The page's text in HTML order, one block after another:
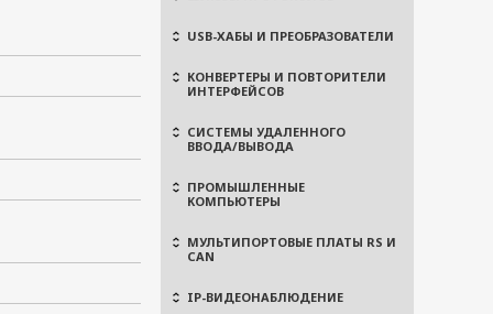
USB-ХАБЫ И ПРЕОБРАЗОВАТЕЛИ
КОНВЕРТЕРЫ И ПОВТОРИТЕЛИ
ИНТЕРФЕЙСОВ
СИСТЕМЫ УДАЛЕННОГО
ВВОДА/ВЫВОДА
ПРОМЫШЛЕННЫЕ
КОМПЬЮТЕРЫ
МУЛЬТИПОРТОВЫЕ ПЛАТЫ RS И
CAN
IP-ВИДЕОНАБЛЮДЕНИЕ